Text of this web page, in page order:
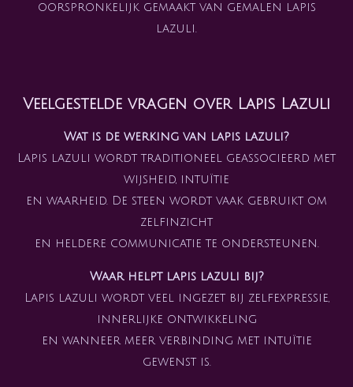
oorspronkelijk gemaakt van gemalen lapis
lazuli.
Veelgestelde vragen over Lapis Lazuli
Wat is de werking van lapis lazuli?
Lapis lazuli wordt traditioneel geassocieerd met
wijsheid, intuïtie
en waarheid. De steen wordt vaak gebruikt om
zelfinzicht
en heldere communicatie te ondersteunen.
Waar helpt lapis lazuli bij?
Lapis lazuli wordt veel ingezet bij zelfexpressie,
innerlijke ontwikkeling
en wanneer meer verbinding met intuïtie
gewenst is.